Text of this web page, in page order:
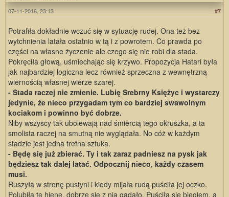
#7
07-11-2016, 23:13
Potrafiła dokładnie wczuć się w sytuację rudej. Ona też bez
wytchnienia latała ostatnio w tą i z powrotem. Co prawda po
części na własne życzenie ale czego się nie robi dla stada.
Pokręciła głową, uśmiechając się krzywo. Propozycja Hatari była
jak najbardziej logiczna lecz również sprzeczna z wewnętrzną
wiernością własnej wierze szarej.
- Stada raczej nie zmienie. Lubię Srebrny Księżyc i wystarczy
jedynie, że nieco przygadam tym co bardziej swawolnym
kociakom i powinno być dobrze.
Niby wszyscy tak ubolewają nad śmiercią tego okruszka, a ta
smolista raczej na smutną nie wyglądała. No cóż w każdym
stadzie jest jedna trefna sztuka.
- Będę się już zbierać. Ty i tak zaraz padniesz na pysk jak
będziesz tak dalej latać. Odpocznij nieco, każdy czasem
musi.
Ruszyła w stronę pustyni i kiedy mijała rudą puściła jej oczko.
Polubiła tę hienę, dobrze się z nią gadało. Puściła się biegiem, a